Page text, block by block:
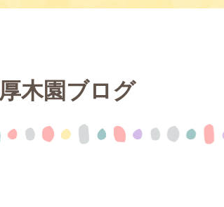
厚木園ブログ